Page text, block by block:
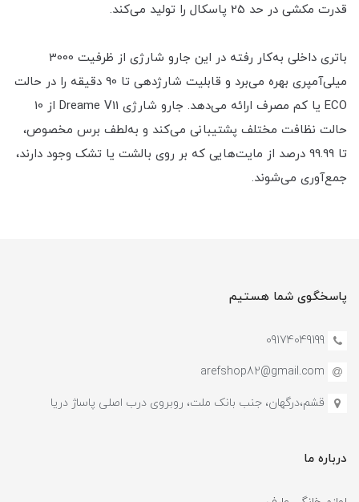
قدرت مکشی در حد 25 پاسکال را تولید می‌کند.
باتری داخلی به‌کار رفته در این جارو شارژی از ظرفیت 3000
میلی‌آمپری بهره می‌برد و قابلیت شارژدهی تا 90 دقیقه را در حالت
ECO یا کم مصرف ارائه می‌دهد. جارو شارژی Dreame V11 از 10
حالت نظافت مختلف پشتیبانی می‌کند و به‌لطف برس مخصوص،
تا 99.99 درصد از مایت‌هایی که بر روی بالشت یا تشک وجود دارند،
جمع‌آوری می‌شوند.
پاسخگوی شما هستیم
09174049199
arefshop82@gmail.com
قشم،درگهان، جنب بانک ملت، روبروی درب اصلی پاساژ دریا
درباره ما